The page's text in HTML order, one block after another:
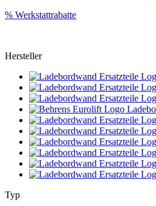
% Werkstattrabatte
Hersteller
Typ